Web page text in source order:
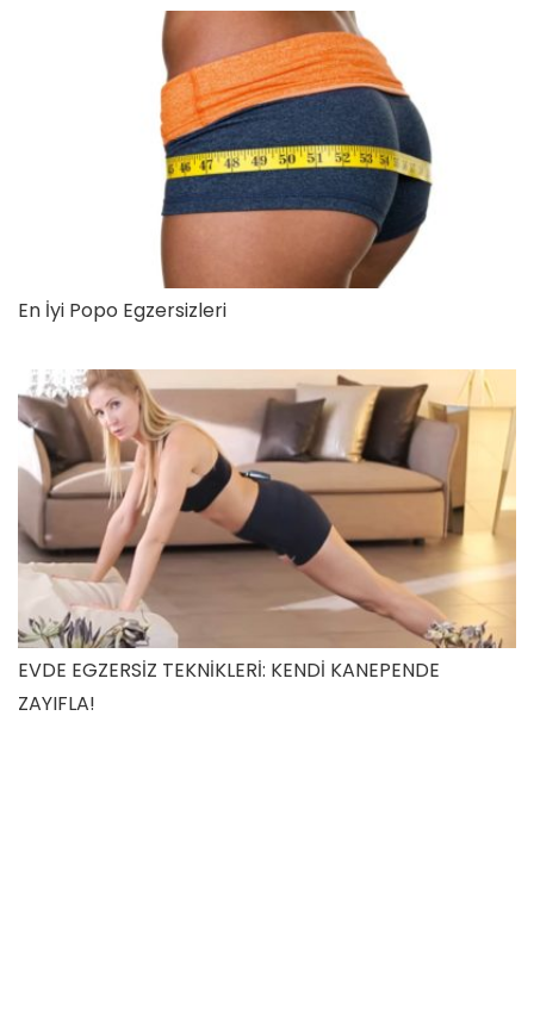
En İyi Popo Egzersizleri
EVDE EGZERSİZ TEKNİKLERİ: KENDİ KANEPENDE
ZAYIFLA!